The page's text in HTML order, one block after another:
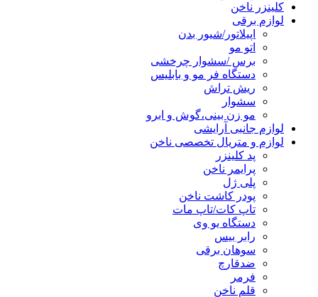
کلینزر ناخن
لوازم برقی
اپیلاتور/شیور بدن
اتو مو
برس /سشوار چرخشی
دستگاه فر مو و بابلیس
ریش تراش
سشوار
مو زن بینی،گوش و ابرو
لوازم جانبی آرایشی
لوازم و متریال تخصصی ناخن
پد کلینزر
پرایمر ناخن
پلی ژل
پودر کاشت ناخن
تاپ کات/تاپ مات
دستگاه یو وی
رابر بیس
سوهان برقی
ضدقارچ
فرمر
قلم ناخن